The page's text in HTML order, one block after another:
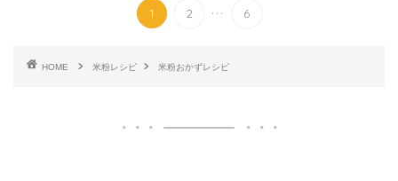
1 2 ... 6
HOME 米粉レシピ 米粉おかずレシピ